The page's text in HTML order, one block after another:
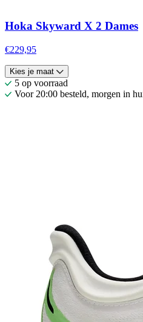
Hoka Skyward X 2 Dames
€229,95
Kies je maat
5 op voorraad
Voor 20:00 besteld, morgen in